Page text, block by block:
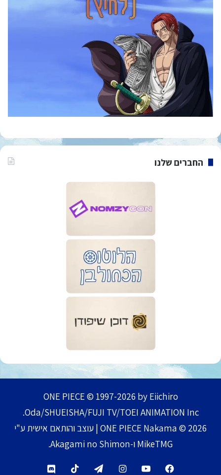
החברים שלנו
ONE PIECE © 1997-2026 by Eiichiro
Oda/SHUEISHA/FUJI TV/TOEI ANIMATION Inc.
ONE PIECE Nakama © 2026 | עוצב והותאם אישית ע"י
MikeTMG ו-Akagami no Shimon.
Facebook
YouTube
Instagram
Telegram
TikTok
Discord